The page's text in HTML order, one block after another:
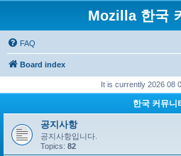
Mozilla 한국
FAQ
Board index
It is currently 2026 08
한국 커뮤니
공지사항
공지사항입니다.
Topics: 82